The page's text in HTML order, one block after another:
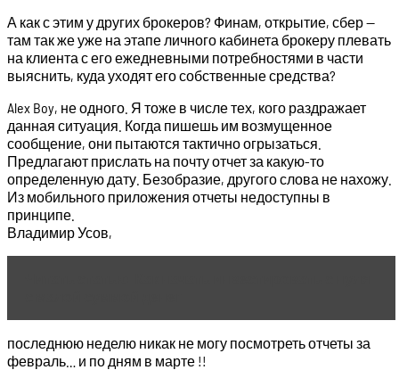
А как с этим у других брокеров? Финам, открытие, сбер —
там так же уже на этапе личного кабинета брокеру плевать
на клиента с его ежедневными потребностями в части
выяснить, куда уходят его собственные средства?
Alex Boy, не одного. Я тоже в числе тех, кого раздражает
данная ситуация. Когда пишешь им возмущенное
сообщение, они пытаются тактично огрызаться.
Предлагают прислать на почту отчет за какую-то
определенную дату. Безобразие, другого слова не нахожу.
Из мобильного приложения отчеты недоступны в
принципе.
Владимир Усов,
последнюю неделю никак не могу посмотреть отчеты за
февраль… и по дням в марте !!